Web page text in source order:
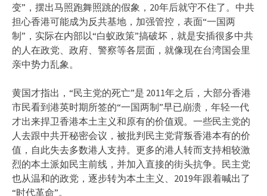
变”，摆出马照跑舞照跳的假象，20年后就守不住了。中共
担心香港可能成为反共基地，加强管控，表面“一国两
制”，实际在内部以“白蚁政策”搞破坏，就是安插很多中共
的人在政党、政府、警察等各层面，就像现在台湾国会里
亲中势力乱象。
黄国才指出，“民主党的死亡”是 2011年之后，大部分香港
市民看到港英时期所签的“一国两制”早已崩溃，年轻一代
才出来捍卫香港本土主义和原有的价值观。一些民主党的
人去跟中共开秘密会议，被批判民主党背叛香港本有的价
值，自此失去多数港人支持。更多的港人转而支持相较激
烈的本土派如民主前线，并加入直接的街头抗争。民主党
也从温和的政党，逐步转为本土主义、2019年跟着喊出了
“时代革命”。